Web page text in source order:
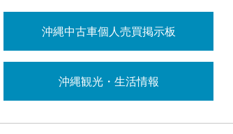
沖縄中古車個人売買掲示板
沖縄観光・生活情報